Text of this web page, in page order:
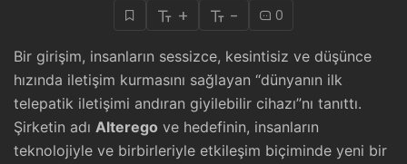
+ - 0
Bir girişim, insanların sessizce, kesintisiz ve düşünce
hızında iletişim kurmasını sağlayan “dünyanın ilk
telepatik iletişimi andıran giyilebilir cihazı”nı tanıttı.
Şirketin adı Alterego ve hedefinin, insanların
teknolojiyle ve birbirleriyle etkileşim biçiminde yeni bir